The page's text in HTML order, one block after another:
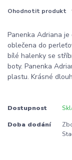
Ohodnotit produkt
Panenka Adriana
oblečena do
bílé halenky se
boty. Panenka
plastu. Krásné
Dostupnost
Doba dodání